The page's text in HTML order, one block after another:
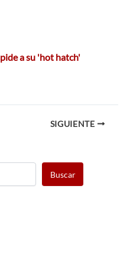
a su 'hot hatch'
SIGUIENTE
Buscar